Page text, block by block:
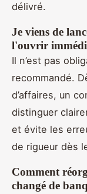
délivré.
Je viens de
l'ouvrir
Il n’est pas
recommandé.
d’affaires, un
distinguer
et évite les
de rigueur dès
Comment
changé de